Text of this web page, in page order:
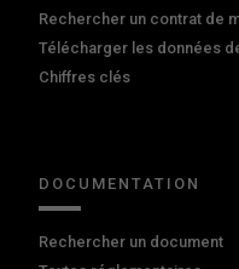
Rechercher un contrat de
Télécharger les données
Chiffres clés
DOCUMENTATION
Rechercher un document